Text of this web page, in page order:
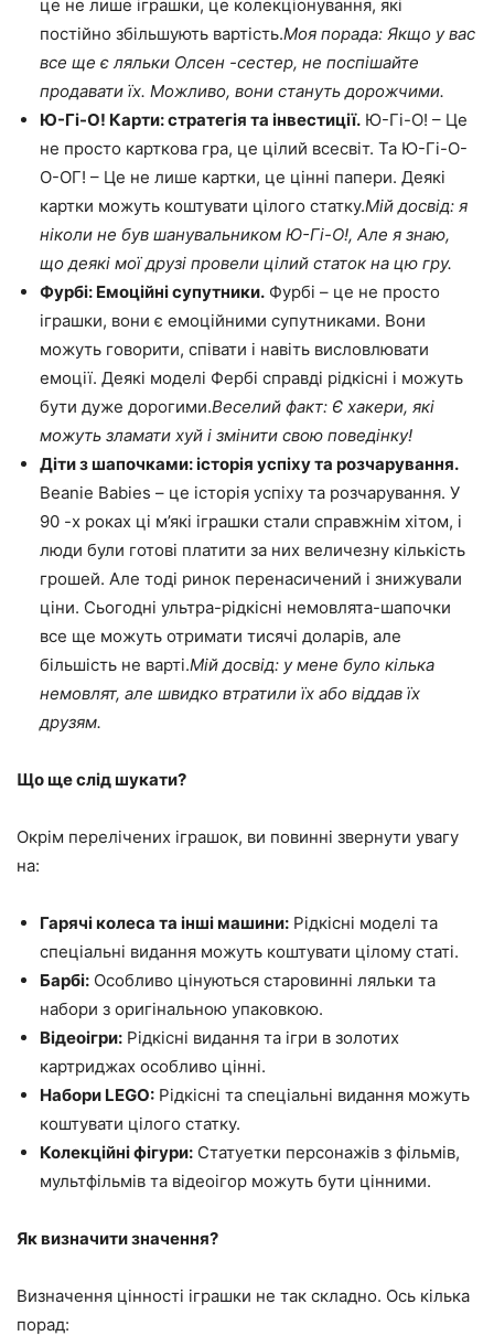
це не лише іграшки, це колекціонування, які
постійно збільшують вартість.Моя порада: Якщо у вас
все ще є ляльки Олсен -сестер, не поспішайте
продавати їх. Можливо, вони стануть дорожчими.
Ю-Гі-О! Карти: стратегія та інвестиції. Ю-Гі-О! – Це
не просто карткова гра, це цілий всесвіт. Та Ю-Гі-О-
О-ОГ! – Це не лише картки, це цінні папери. Деякі
картки можуть коштувати цілого статку.Мій досвід: я
ніколи не був шанувальником Ю-Гі-О!, Але я знаю,
що деякі мої друзі провели цілий статок на цю гру.
Фурбі: Емоційні супутники. Фурбі – це не просто
іграшки, вони є емоційними супутниками. Вони
можуть говорити, співати і навіть висловлювати
емоції. Деякі моделі Фербі справді рідкісні і можуть
бути дуже дорогими.Веселий факт: Є хакери, які
можуть зламати хуй і змінити свою поведінку!
Діти з шапочками: історія успіху та розчарування.
Beanie Babies – це історія успіху та розчарування. У
90 -х роках ці м’які іграшки стали справжнім хітом, і
люди були готові платити за них величезну кількість
грошей. Але тоді ринок перенасичений і знижували
ціни. Сьогодні ультра-рідкісні немовлята-шапочки
все ще можуть отримати тисячі доларів, але
більшість не варті.Мій досвід: у мене було кілька
немовлят, але швидко втратили їх або віддав їх
друзям.
Що ще слід шукати?
Окрім перелічених іграшок, ви повинні звернути увагу
на:
Гарячі колеса та інші машини: Рідкісні моделі та
спеціальні видання можуть коштувати цілому статі.
Барбі: Особливо цінуються старовинні ляльки та
набори з оригінальною упаковкою.
Відеоігри: Рідкісні видання та ігри в золотих
картриджах особливо цінні.
Набори LEGO: Рідкісні та спеціальні видання можуть
коштувати цілого статку.
Колекційні фігури: Статуетки персонажів з фільмів,
мультфільмів та відеоігор можуть бути цінними.
Як визначити значення?
Визначення цінності іграшки не так складно. Ось кілька
порад: